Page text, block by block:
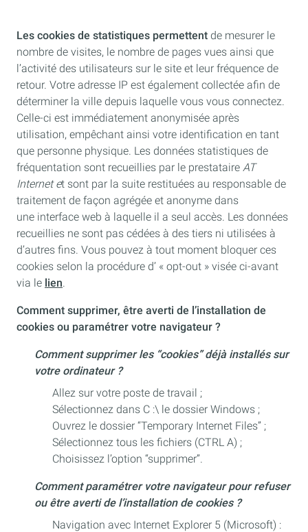
Les cookies de statistiques permettent de mesurer le
nombre de visites, le nombre de pages vues ainsi que
l’activité des utilisateurs sur le site et leur fréquence de
retour. Votre adresse IP est également collectée afin de
déterminer la ville depuis laquelle vous vous connectez.
Celle-ci est immédiatement anonymisée après
utilisation, empêchant ainsi votre identification en tant
que personne physique. Les données statistiques de
fréquentation sont recueillies par le prestataire AT
Internet et sont par la suite restituées au responsable de
traitement de façon agrégée et anonyme dans
une interface web à laquelle il a seul accès. Les données
recueillies ne sont pas cédées à des tiers ni utilisées à
d’autres fins. Vous pouvez à tout moment bloquer ces
cookies selon la procédure d’ « opt-out » visée ci-avant
via le lien.
Comment supprimer, être averti de l’installation de
cookies ou paramétrer votre navigateur ?
Comment supprimer les “cookies” déjà installés sur
votre ordinateur ?
Allez sur votre poste de travail ;
Sélectionnez dans C :\ le dossier Windows ;
Ouvrez le dossier “Temporary Internet Files” ;
Sélectionnez tous les fichiers (CTRL A) ;
Choisissez l’option “supprimer”.
Comment paramétrer votre navigateur pour refuser
ou être averti de l’installation de cookies ?
Navigation avec Internet Explorer 5 (Microsoft) :